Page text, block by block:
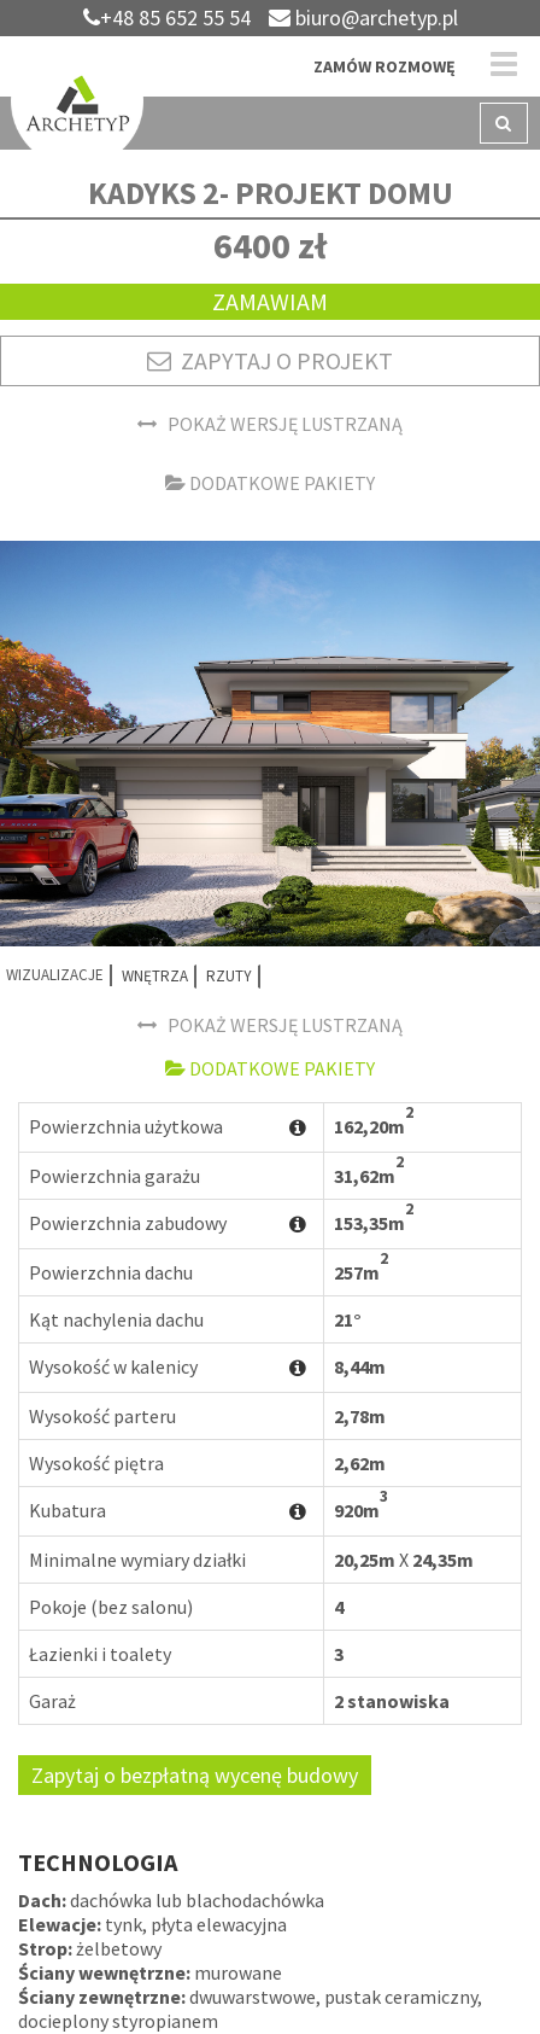
+48 85 652 55 54 biuro@archetyp.pl
ZAMÓW ROZMOWĘ
KADYKS 2- PROJEKT DOMU
6400 zł
ZAMAWIAM
ZAPYTAJ O PROJEKT
POKAŻ WERSJĘ LUSTRZANĄ
DODATKOWE PAKIETY
WIZUALIZACJE WNĘTRZA RZUTY
POKAŻ WERSJĘ LUSTRZANĄ
DODATKOWE PAKIETY
Powierzchnia użytkowa 162,20m
2
Powierzchnia garażu 31,62m
2
Powierzchnia zabudowy 153,35m
2
Powierzchnia dachu 257m
2
Kąt nachylenia dachu
21°
Wysokość w kalenicy
8,44m
Wysokość parteru
2,78m
Wysokość piętra
2,62m
Kubatura
920m
3
Minimalne wymiary działki 20,25m X 24,35m
Pokoje (bez salonu)
4
Łazienki i toalety
3
Garaż
2 stanowiska
Zapytaj o bezpłatną wycenę budowy
TECHNOLOGIA
Dach:dachówka lub blachodachówka
Elewacje: tynk, płyta elewacyjna
Strop: żelbetowy
Ściany wewnętrzne: murowane
Ściany zewnętrzne:dwuwarstwowe, pustak ceramiczny,
docieplony styropianem